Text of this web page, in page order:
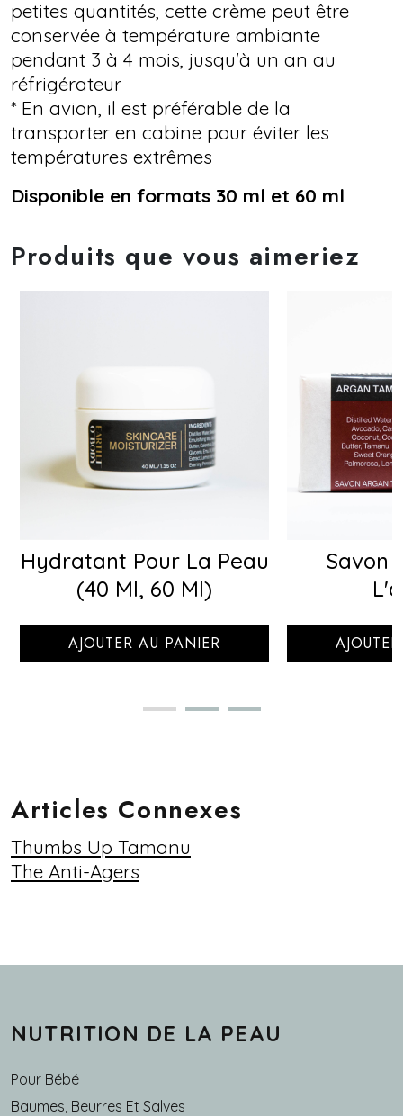
petites quantités, cette crème peut être
conservée à température ambiante
pendant 3 à 4 mois, jusqu'à un an au
réfrigérateur
* En avion, il est préférable de la
transporter en cabine pour éviter les
températures extrêmes
Disponible en formats 30 ml et 60 ml
Produits que vous aimeriez
Hydratant Pour La Peau
(40 Ml, 60 Ml)
AJOUTER AU PANIER
Savon
Articles Connexes
Thumbs Up Tamanu
The Anti-Agers
NUTRITION DE LA PEAU
Pour Bébé
Baumes, Beurres Et Salves